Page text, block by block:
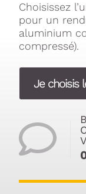
Choisissez
pour un
aluminium
compressé).
Je choisis